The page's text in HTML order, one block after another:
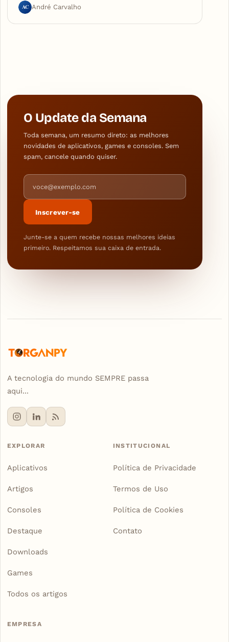
AC André Carvalho
O Update da Semana
Toda semana, um resumo direto: as melhores
novidades de aplicativos, games e consoles. Sem
spam, cancele quando quiser.
Endereço de e-mail
Inscrever-se
Junte-se a quem recebe nossas melhores ideias
primeiro. Respeitamos sua caixa de entrada.
A tecnologia do mundo SEMPRE passa
aqui...
EXPLORAR
Aplicativos
Artigos
Consoles
Destaque
Downloads
Games
Todos os artigos
INSTITUCIONAL
Política de Privacidade
Termos de Uso
Política de Cookies
Contato
EMPRESA